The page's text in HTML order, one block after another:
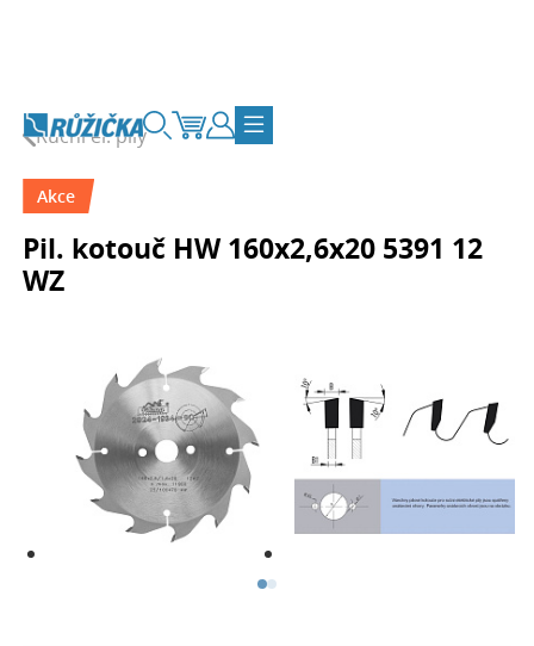
Vyhledávání
KošíkZákaznický účet
Přepnout navigaci
Ruční el. pily
Akce
Pil. kotouč HW 160x2,6x20 5391 12
WZ